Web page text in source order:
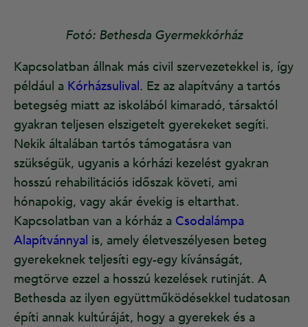
Fotó: Bethesda Gyermekkórház
Kapcsolatban állnak más civil szervezetekkel is, így
például a Kórházsulival. Ez az alapítvány a tartós
betegség miatt az iskolából kimaradó, társaktól
gyakran teljesen elszigetelt gyerekeket segíti.
Nekik általában tartós támogatásra van
szükségük, ugyanis a kórházi kezelést gyakran
hosszú rehabilitációs időszak követi, ami
hónapokig, vagy akár évekig is eltarthat.
Kapcsolatban van a kórház a Csodalámpa
Alapítvánnyal is, amely életveszélyesen beteg
gyerekeknek teljesíti egy-egy kívánságát,
megtörve ezzel a hosszú kezelések rutinját. A
Bethesda az ilyen együttműködésekkel tudatosan
építi annak kultúráját, hogy a gyerekek és a